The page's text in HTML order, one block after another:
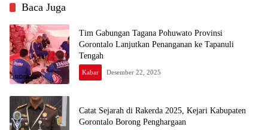
Baca Juga
Tim Gabungan Tagana Pohuwato Provinsi
Gorontalo Lanjutkan Penanganan ke Tapanuli
Tengah
Kabar Desember 22, 2025
Catat Sejarah di Rakerda 2025, Kejari Kabupaten
Gorontalo Borong Penghargaan